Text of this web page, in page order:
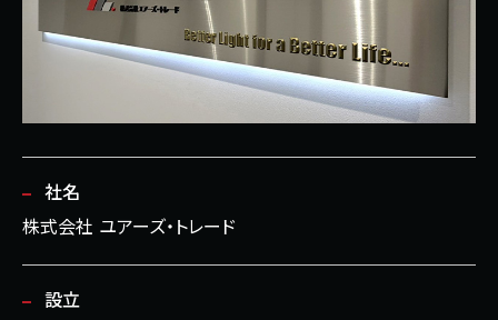
社名
株式会社 ユアーズ・トレード
設立